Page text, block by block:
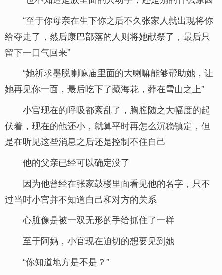
“至于你母亲在生下你之后不久张家人就出现将你
给夺走了，然后康巴部落的人则将她献祭了，最后只
留下一口气回来”
“她祈求墨脱喇嘛庙里面的大喇嘛能够帮助她，让
她再见你一面，最后吃下了藏海花，葬在雪山之上”
小官现在的呼吸都紊乱了，胸膛随之大幅度的起
伏着，现在的他还小，就算平时再怎么沉稳镇定，但
是在听见这些消息之后还是控制不住自己
他的父亲已经可以确定没了
因为他曾经在张家鼓楼里面看见他的名字，只不
过当时小官并不知道自己和对方的关系
心脏像是被一双无形的手给抓住了一样
至于阿妈，小官现在迫切的想要见到她
“你知道地方是不是？”